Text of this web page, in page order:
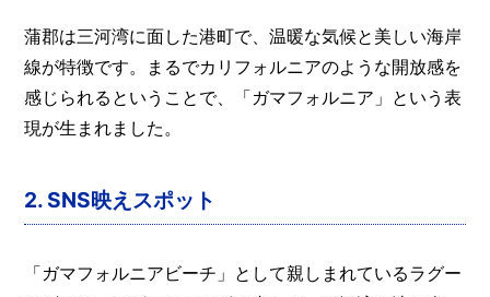
蒲郡は三河湾に面した港町で、温暖な気候と美しい海岸
線が特徴です。まるでカリフォルニアのような開放感を
感じられるということで、「ガマフォルニア」という表
現が生まれました。
2. SNS映えスポット
「ガマフォルニアビーチ」として親しまれているラグー